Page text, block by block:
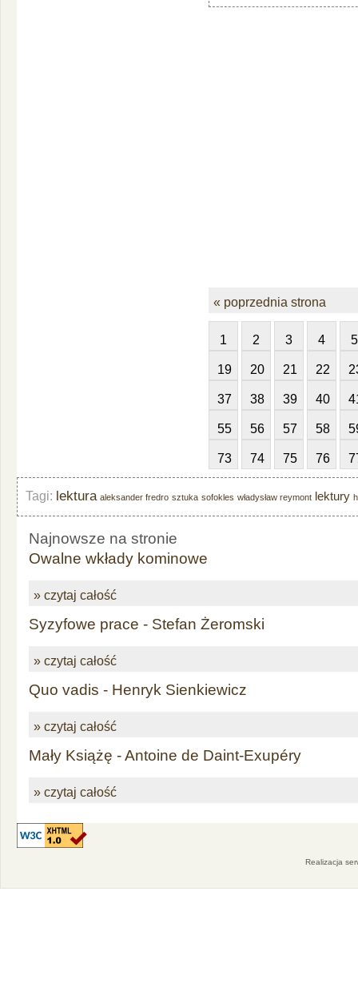
« poprzednia strona
1 2 3 4 5
19 20 21 22
37 38 39 40
55 56 57 58
73 74 75 76
Tagi: lektura aleksander fredro sztuka sofokles władysław reymont lektury
Najnowsze na stronie
Owalne wkłady kominowe
» czytaj całość
Syzyfowe prace - Stefan Żeromski
» czytaj całość
Quo vadis - Henryk Sienkiewicz
» czytaj całość
Mały Książę - Antoine de Daint-Exupéry
» czytaj całość
Realizacja